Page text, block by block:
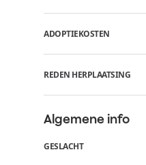
ADOPTIEKOSTEN
REDEN HERPLAATSING
Algemene info
GESLACHT